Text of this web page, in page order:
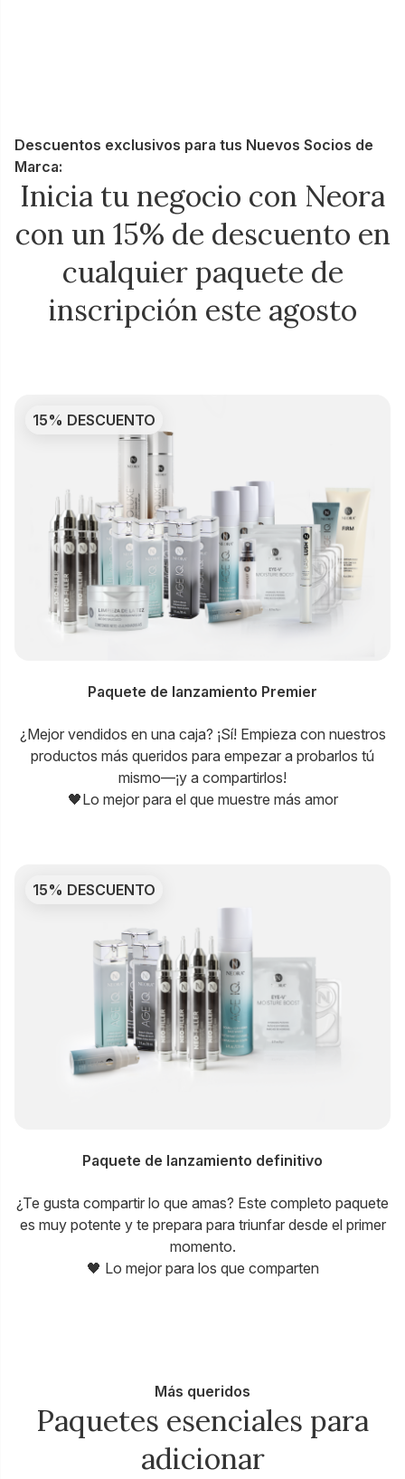
Descuentos exclusivos para tus Nuevos Socios de
Marca:
Inicia tu negocio con Neora
con un 15% de descuento en
cualquier paquete de
inscripción este agosto
15% DESCUENTO
Paquete de lanzamiento Premier
¿Mejor vendidos en una caja? ¡Sí! Empieza con nuestros
productos más queridos para empezar a probarlos tú
mismo—¡y a compartirlos!
🖤Lo mejor para el que muestre más amor
15% DESCUENTO
Paquete de lanzamiento definitivo
¿Te gusta compartir lo que amas? Este completo paquete
es muy potente y te prepara para triunfar desde el primer
momento.
🖤 Lo mejor para los que comparten
Más queridos
Paquetes esenciales para
adicionar